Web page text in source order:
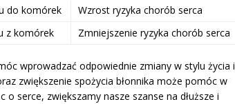
do komórek
Wzrost ryzyka chorób serca
z komórek Zmniejszenie ryzyka chorób serca
wprowadzać odpowiednie zmiany w stylu życia i
zwiększenie spożycia błonnika może pomóc w
serce, zwiększamy nasze szanse na dłuższe i